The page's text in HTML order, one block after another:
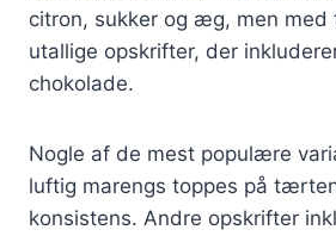
citron, sukker og æg, men
utallige opskrifter, der
chokolade.
Nogle af de mest populære
luftig marengs toppes på
konsistens. Andre opskrifter